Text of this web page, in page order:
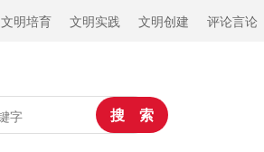
文明培育 文明实践 文明创建 评论言论